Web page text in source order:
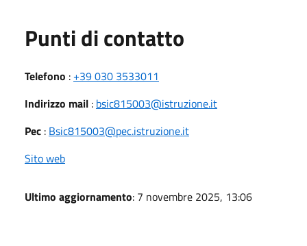
Punti di contatto
Telefono : +39 030 3533011
Indirizzo mail : bsic815003@istruzione.it
Pec : Bsic815003@pec.istruzione.it
Sito web
Ultimo aggiornamento: 7 novembre 2025, 13:06